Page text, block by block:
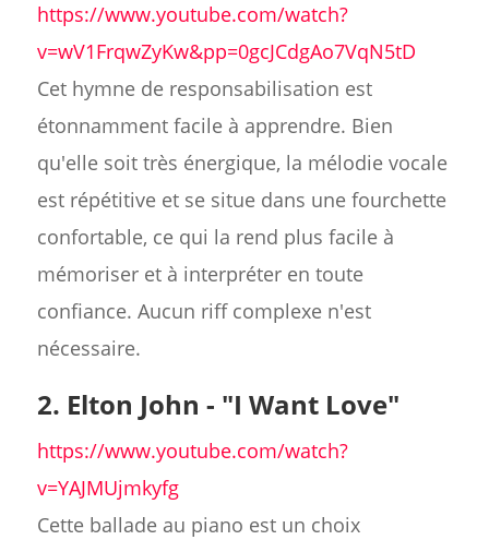
https://www.youtube.com/watch?
v=wV1FrqwZyKw&pp=0gcJCdgAo7VqN5tD
Cet hymne de responsabilisation est
étonnamment facile à apprendre. Bien
qu'elle soit très énergique, la mélodie vocale
est répétitive et se situe dans une fourchette
confortable, ce qui la rend plus facile à
mémoriser et à interpréter en toute
confiance. Aucun riff complexe n'est
nécessaire.
2. Elton John - "I Want Love"
https://www.youtube.com/watch?
v=YAJMUjmkyfg
Cette ballade au piano est un choix